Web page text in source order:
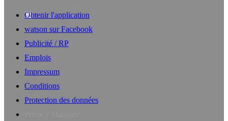
Obtenir l'application
watson sur Facebook
Publicité / RP
Emplois
Impressum
Conditions
Protection des données